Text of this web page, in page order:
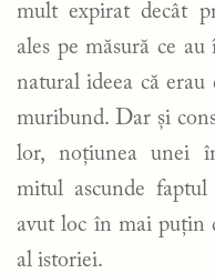
mult expirat decât
ales pe măsură ce
natural ideea că
muribund. Dar și
lor, noțiunea unei
mitul ascunde faptul
avut loc în mai puțin
al istoriei.